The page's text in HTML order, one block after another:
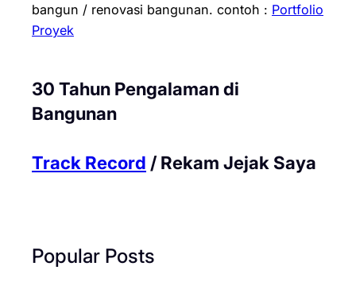
bangun / renovasi bangunan. contoh : Portfolio
Proyek
30 Tahun Pengalaman di
Bangunan
Track Record / Rekam Jejak Saya
Popular Posts